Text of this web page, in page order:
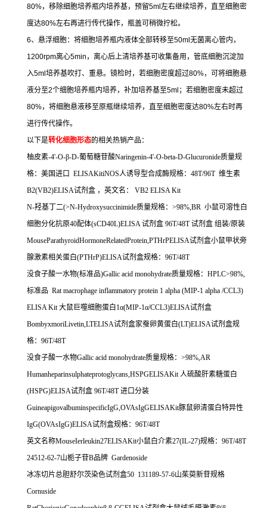
80%，移除细胞培养瓶内培养基，预留5ml左右继续培养，直至细胞密
度达80%左右再进行传代操作，瓶盖可稍微拧松。
6、悬浮细胞：将细胞培养瓶内液体全部转移至50ml无菌离心管内，
1200rpm离心5min ，离心后上清培养基可收集备用，管底细胞沉淀加
入5ml培养基吹打、重悬。镜检时，若细胞密度超过80%，可将细胞悬
液分至2个细胞培养瓶内培养，补加培养基至5ml ；若细胞密度未超过
80%，将细胞悬液移至原瓶继续培养，直至细胞密度达80%左右时再
进行传代操作。
以下是转化细胞形态的相关热销产品：
柚皮素-4'-O-β-D-葡萄糖苷酸Naringenin-4'-O-beta-D-Glucuronide质量规
格：美国进口 ELISAKitiNOS人诱导型合成酶规格： 48T/96T 维生素
B2(VB2)ELISA试剂盒 ，英文名：
VB2 ELISA Kit
N-羟基丁二(>N-Hydroxysuccinimide质量规格： >98%,BR 小鼠可溶性白
细胞分化抗原40配体(sCD40L)ELISA 试剂盒 96T/48T试剂盒 组装/原装
MouseParathyroidHormoneRelatedProtein,PTHrPELISA试剂盒小鼠甲状旁
腺激素相关蛋白(PTHrP)ELISA试剂盒规格： 96T/48T
没食子酸一水物(标准品)Gallic acid monohydrate质量规格： HPLC>98%,
标准品 Rat macrophage inflammatory protein 1 alpha (MIP-1 alpha /CCL3)
ELISA Kit 大鼠巨噬细胞蛋白1α(MIP-1α/CCL3)ELISA试剂盒
BombyxmoriLivetin,LTELISA试剂盒家蚕卵黄蛋白(LT)ELISA试剂盒规
格： 96T/48T
没食子酸一水物Gallic acid monohydrate质量规格： >98%,AR
Humanheparinsulphateprotoglycans,HSPGELISAKit 人硫酸肝素糖蛋白
(HSPG)ELISA试剂盒 96T/48T进口分装
GuineapigovalbuminspecificIgG,OVAsIgGELISAKit豚鼠卵清蛋白特异性
IgG(OVAsIgG)ELISA试剂盒规格： 96T/48T
英文名称MouseIerleukin27ELISAKit小鼠白介素27(IL-27)规格： 96T/48T
24512-62-7山栀子苷B品牌 Gardenoside
冰冻切片总胆舒尔茨染色试剂盒50 131189-57-6山茱萸新苷规格
Cornuside